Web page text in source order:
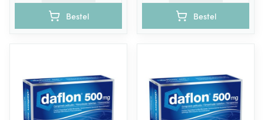
Bestel Bestel